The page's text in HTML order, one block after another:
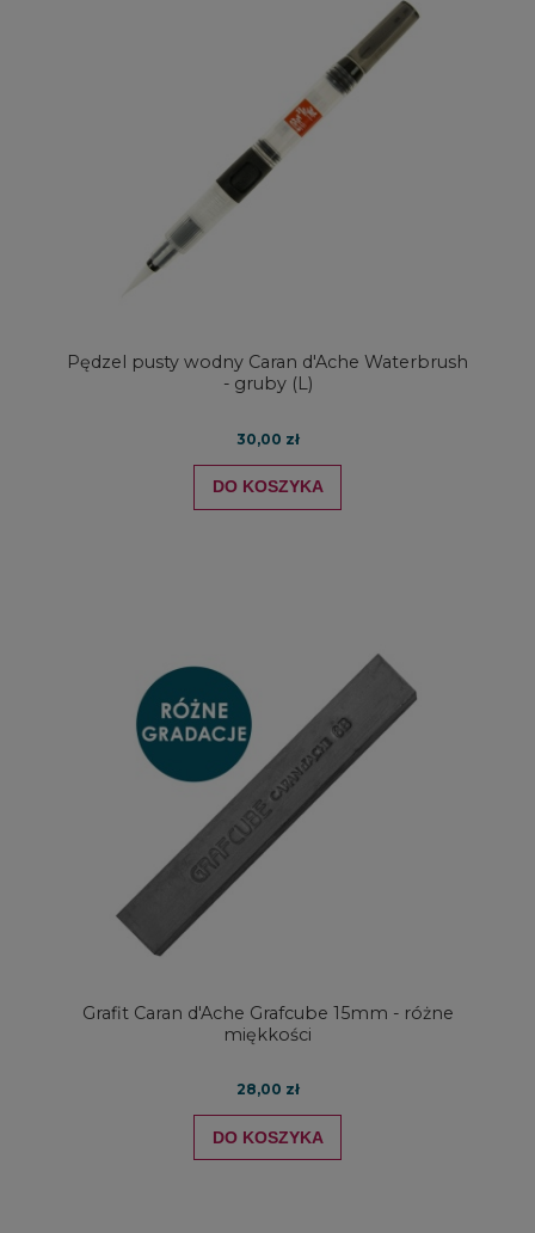
Pędzel pusty wodny Caran d'Ache Waterbrush
- gruby (L)
30,00 zł
DO KOSZYKA
Grafit Caran d'Ache Grafcube 15mm - różne
miękkości
28,00 zł
DO KOSZYKA